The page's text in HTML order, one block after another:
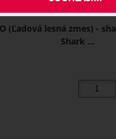
(Ľadová lesná zmes) -
Shark ...